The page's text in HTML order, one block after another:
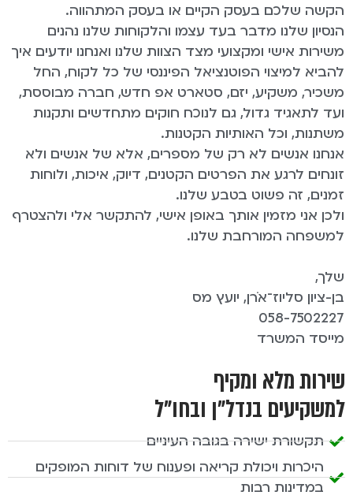
הקשה שלכם בעסק הקיים או בעסק המתהווה.
הנסיון שלנו מדבר בעד עצמו והלקוחות שלנו נהנים
משירות אישי ומקצועי מצד הצוות שלנו ואנחנו יודעים איך
להביא למיצוי הפוטנציאל הפיננסי של כל לקוח, החל
משכיר, משקיע, יזם, סטארט אפ חדש, חברה מבוססת,
ועד לתאגיד גדול, גם לנוכח חוקים מתחדשים ותקנות
משתנות, וכל האותיות הקטנות.
אנחנו אנשים לא רק של מספרים, אלא של אנשים ולא
זונחים לרגע את הפרטים הקטנים, דיוק, איכות, ולוחות
זמנים, זה פשוט בטבע שלנו.
ולכן אני מזמין אותך באופן אישי, להתקשר אלי ולהצטרף
למשפחה המורחבת שלנו.
שלך,
בן-ציון סליוז־אֺרן, יועץ מס
058-7502227
מייסד המשרד
שירות מלא ומקיף
למשקיעים בנדל"ן ובחו"ל
תקשורת ישירה בגובה העיניים
היכרות ויכולת קריאה ופענוח של דוחות המופקים
במדינות רבות